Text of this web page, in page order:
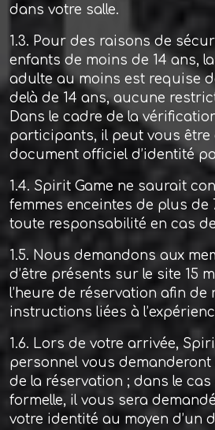
dans votre salle.
1.3. Pour des raisons de
enfants de moins de 14 ans,
adulte au moins est requise
delà de 14 ans, aucune
Dans le cadre de la
participants, il peut vous être
document officiel d’identité
1.4. Spirit Game ne saurait
femmes enceintes de plus de
toute responsabilité en cas
1.5. Nous demandons aux
d’être présents sur le site 15
l’heure de réservation afin de
instructions liées à
1.6. Lors de votre arrivée,
personnel vous demanderont
de la réservation ; dans le cas
formelle, il vous sera
votre identité au moyen d’un